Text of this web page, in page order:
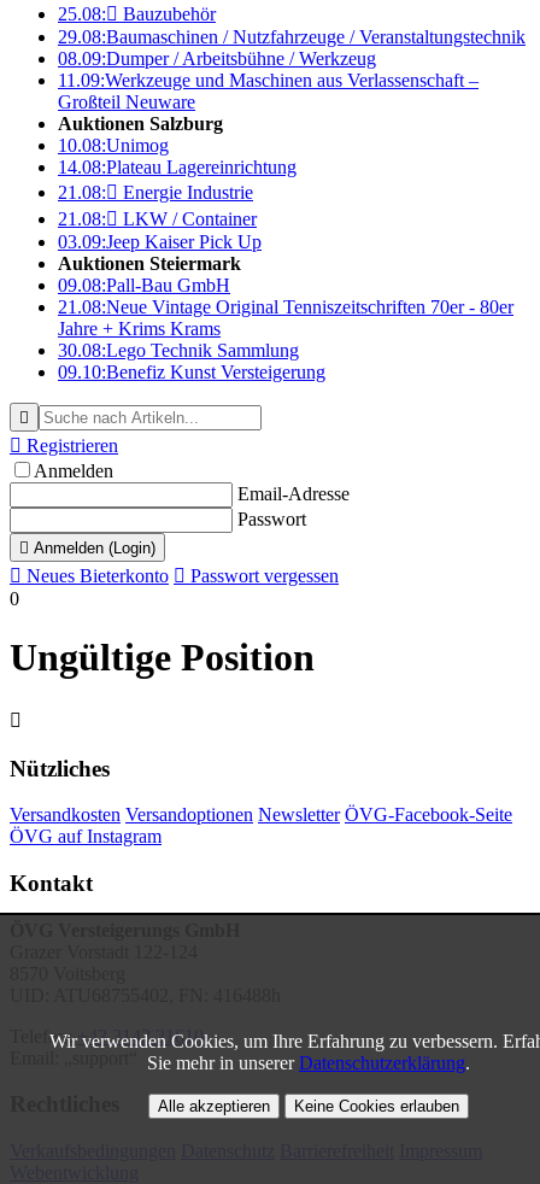
25.08: Bauzubehör
29.08:Baumaschinen / Nutzfahrzeuge / Veranstaltungstechnik
08.09:Dumper / Arbeitsbühne / Werkzeug
11.09:Werkzeuge und Maschinen aus Verlassenschaft –
Großteil Neuware
Auktionen Salzburg
10.08:Unimog
14.08:Plateau Lagereinrichtung
21.08: Energie Industrie
21.08: LKW / Container
03.09:Jeep Kaiser Pick Up
Auktionen Steiermark
09.08:Pall-Bau GmbH
21.08:Neue Vintage Original Tenniszeitschriften 70er - 80er
Jahre + Krims Krams
30.08:Lego Technik Sammlung
09.10:Benefiz Kunst Versteigerung

 Registrieren
Anmelden
Email-Adresse
Passwort
 Anmelden (Login)
 Neues Bieterkonto  Passwort vergessen
Wir verwenden Cookies, um Ihre Erfahrung zu verbessern.
Sie mehr in unsererDatenschutzerklärung.
Alle akzeptieren Keine Cookies erlauben
0
Ungültige Position

Nützliches
Versandkosten Versandoptionen Newsletter ÖVG-Facebook-Seite
ÖVG auf Instagram
Kontakt
Telefon:+43 3142 21610